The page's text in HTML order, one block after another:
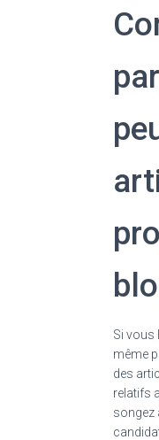
Si vous
même
des
relatifs
songez